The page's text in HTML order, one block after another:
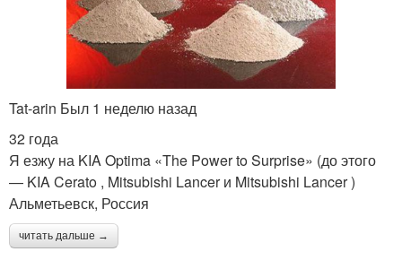
Tat-arin Был 1 неделю назад
32 года
Я езжу на KIA Optima «The Power to Surprise» (до этого
— KIA Cerato , Mitsubishi Lancer и Mitsubishi Lancer )
Альметьевск, Россия
читать дальше →